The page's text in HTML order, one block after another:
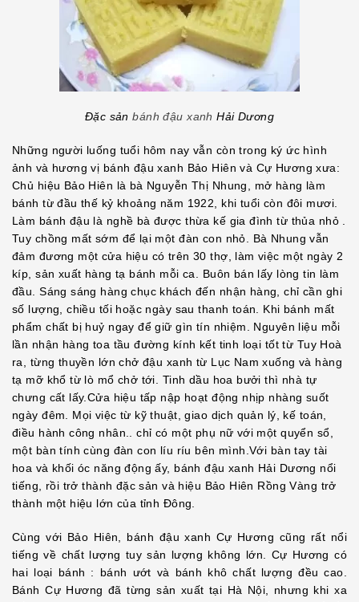
Đặc sảnbánh đậu xanh Hải Dương
Những người luống tuổi hôm nay vẫn còn trong ký ức hình
ảnh và hương vị bánh đậu xanh Bảo Hiên và Cự Hương xưa:
Chủ hiệu Bảo Hiên là bà Nguyễn Thị Nhung, mở hàng làm
bánh từ đầu thế kỷ khoảng năm 1922, khi tuổi còn đôi mươi.
Làm bánh đậu là nghề bà được thừa kế gia đình từ thủa nhỏ .
Tuy chồng mất sớm để lại một đàn con nhỏ. Bà Nhung vẫn
đảm đương một cửa hiệu có trên 30 thợ, làm việc một ngày 2
kíp, sản xuất hàng tạ bánh mỗi ca. Buôn bán lấy lòng tin làm
đầu. Sáng sáng hàng chục khách đến nhận hàng, chỉ cần ghi
số lượng, chiều tối hoặc ngày sau thanh toán. Khi bánh mất
phẩm chất bị huỷ ngay để giữ gìn tín nhiệm. Nguyên liệu mỗi
lần nhận hàng toa tầu đường kính kết tinh loại tốt từ Tuy Hoà
ra, từng thuyền lớn chở đậu xanh từ Lục Nam xuống và hàng
tạ mỡ khổ từ lò mổ chở tới. Tinh dầu hoa bưởi thì nhà tự
chưng cất lấy.Cửa hiệu tấp nập hoạt động nhịp nhàng suốt
ngày đêm. Mọi việc từ kỹ thuật, giao dịch quản lý, kế toán,
điều hành công nhân.. chỉ có một phụ nữ với một quyển sổ,
một bàn tính cùng đàn con líu ríu bên mình.Với bàn tay tài
hoa và khối óc năng động ấy, bánh đậu xanh Hải Dương nổi
tiếng, rồi trở thành đặc sản và hiệu Bảo Hiên Rồng Vàng trở
thành một hiệu lớn của tỉnh Đông.
Cùng với Bảo Hiên, bánh đậu xanh Cự Hương cũng rất nổi
tiếng về chất lượng tuy sản lượng không lớn. Cự Hương có
hai loại bánh : bánh ướt và bánh khô chất lượng đều cao.
Bánh Cự Hương đã từng sản xuất tại Hà Nội, nhưng khi xa